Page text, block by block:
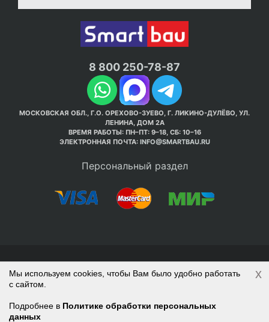
8 800 250-78-87
МОСКОВСКАЯ ОБЛ., Г.О. ОРЕХОВО-ЗУЕВО, Г. ЛИКИНО-ДУЛЁВО, УЛ.
ЛЕНИНА, ДОМ 2А
ВРЕМЯ РАБОТЫ: ПН–ПТ: 9–18, СБ: 10–16
ЭЛЕКТРОННАЯ ПОЧТА: INFO@SMARTBAU.RU
Персональный раздел
© Интернет-магазин Smart Bau ’2003-2026. Стройте
правильно с 1-го раза.
Политика обработки персональных данных
Наверх
Войти
Регистрация
Корзина
Мы используем cookies, чтобы Вам было удобно работать
с сайтом.
Подробнее в Политике обработки персональных
данных
x